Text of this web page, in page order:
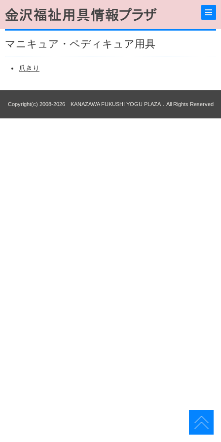
マニキュア・ペディキュア用具
爪きり
Copyright(c) 2008-2026 KANAZAWA FUKUSHI YOGU PLAZA．All Rights Reserved